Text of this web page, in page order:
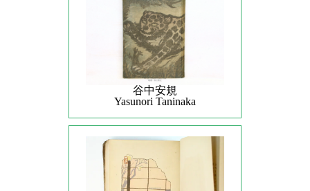
谷中安規
Yasunori Taninaka